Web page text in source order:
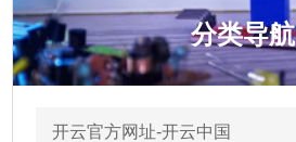
分类导航
开云官方网址-开云中国